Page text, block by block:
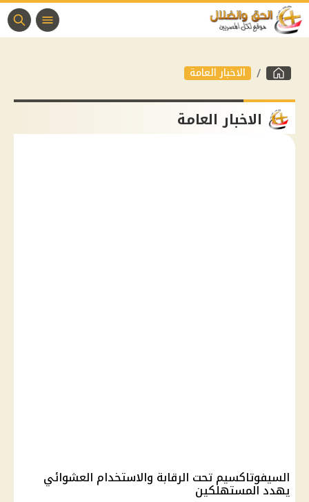
الاخبار العامة
الاخبار العامة
السيفوتاكسيم تحت الرقابة والاستخدام العشوائي
يهدد المستهلكين